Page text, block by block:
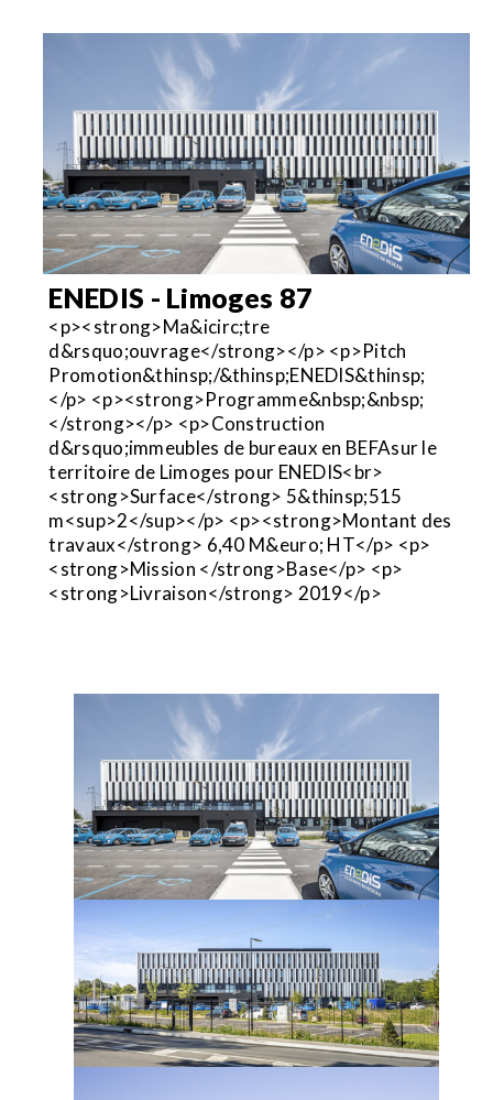
ENEDIS - Limoges 87
<p><strong>Ma&icirc;tre
d&rsquo;ouvrage</strong></p> <p>Pitch
Promotion&thinsp;/&thinsp;ENEDIS&thinsp;
</p> <p><strong>Programme&nbsp;&nbsp;
</strong></p> <p>Construction
d&rsquo;immeubles de bureaux en BEFAsur le
territoire de Limoges pour ENEDIS<br>
<strong>Surface</strong> 5&thinsp;515
m<sup>2</sup></p> <p><strong>Montant des
travaux</strong> 6,40 M&euro; HT</p> <p>
<strong>Mission </strong>Base</p> <p>
<strong>Livraison</strong> 2019</p>